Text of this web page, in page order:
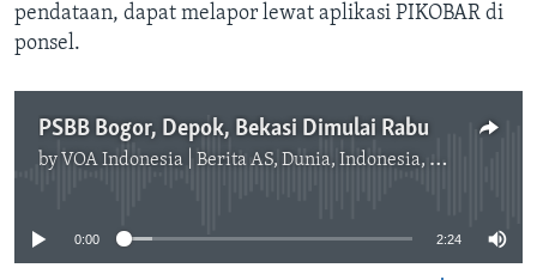
pendataan, dapat melapor lewat aplikasi PIKOBAR di
ponsel.
PSBB Bogor, Depok, Bekasi Dimulai Rabu
by VOA Indonesia | Berita AS, Dunia, Indonesia, Diaspora Indonesia di AS
No media source currently available
0:00 2:24